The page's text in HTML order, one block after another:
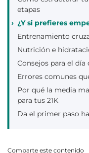
etapas
¿Y si prefieres
Entrenamiento
Nutrición e
Consejos para el día
Errores comunes
Por qué la media
para tus 21K
Da el primer paso
Comparte este contenido